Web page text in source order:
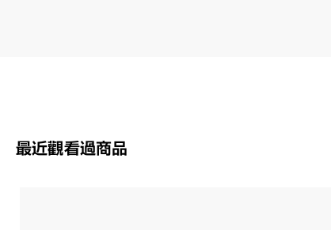
最近觀看過商品